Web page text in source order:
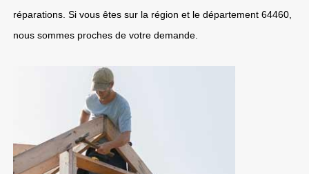
réparations. Si vous êtes sur la région et le département 64460,
nous sommes proches de votre demande.